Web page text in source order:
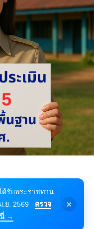
ด้รับพระราชทาน
.ย. 2569
ตรวจ
→
×